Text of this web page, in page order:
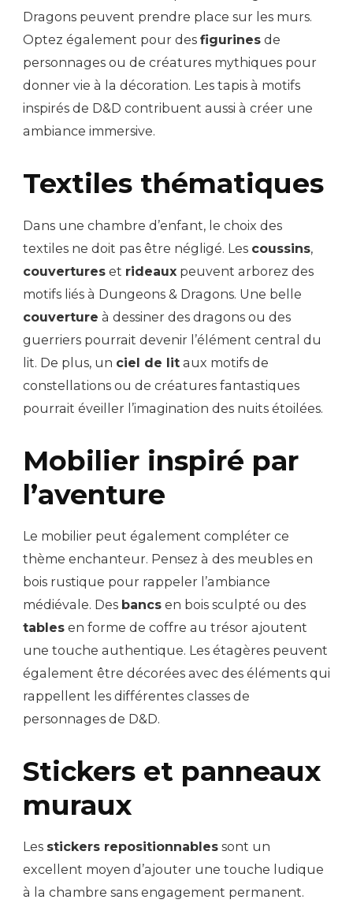
Dragons peuvent prendre place sur les murs.
Optez également pour des figurines de
personnages ou de créatures mythiques pour
donner vie à la décoration. Les tapis à motifs
inspirés de D&D contribuent aussi à créer une
ambiance immersive.
Textiles thématiques
Dans une chambre d’enfant, le choix des
textiles ne doit pas être négligé. Les coussins,
couvertures et rideaux peuvent arborez des
motifs liés à Dungeons & Dragons. Une belle
couverture à dessiner des dragons ou des
guerriers pourrait devenir l’élément central du
lit. De plus, un ciel de lit aux motifs de
constellations ou de créatures fantastiques
pourrait éveiller l’imagination des nuits étoilées.
Mobilier inspiré par
l’aventure
Le mobilier peut également compléter ce
thème enchanteur. Pensez à des meubles en
bois rustique pour rappeler l’ambiance
médiévale. Des bancs en bois sculpté ou des
tables en forme de coffre au trésor ajoutent
une touche authentique. Les étagères peuvent
également être décorées avec des éléments qui
rappellent les différentes classes de
personnages de D&D.
Stickers et panneaux
muraux
Les stickers repositionnables sont un
excellent moyen d’ajouter une touche ludique
à la chambre sans engagement permanent.